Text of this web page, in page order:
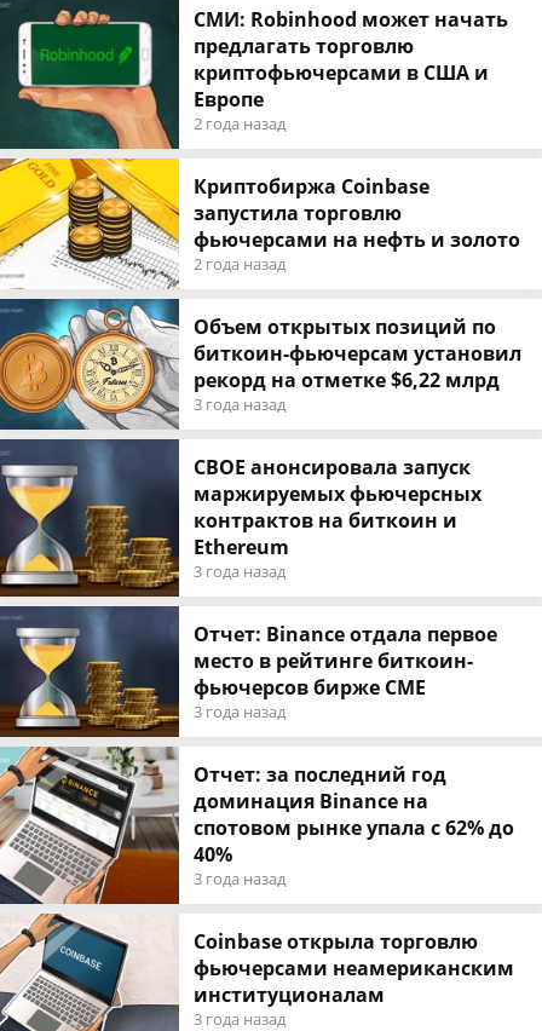
СМИ: Robinhood может начать
предлагать торговлю
криптофьючерсами в США и
Европе
2 года назад
Криптобиржа Coinbase
запустила торговлю
фьючерсами на нефть и золото
2 года назад
Объем открытых позиций по
биткоин-фьючерсам установил
рекорд на отметке $6,22 млрд
3 года назад
CBOE анонсировала запуск
маржируемых фьючерсных
контрактов на биткоин и
Ethereum
3 года назад
Отчет: Binance отдала первое
место в рейтинге биткоин-
фьючерсов бирже CME
3 года назад
Отчет: за последний год
доминация Binance на
спотовом рынке упала с 62% до
40%
3 года назад
Coinbase открыла торговлю
фьючерсами неамериканским
институционалам
3 года назад